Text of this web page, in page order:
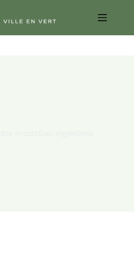
de solutions végétalisées